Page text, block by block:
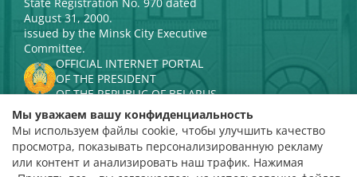
August 31, 2000.
issued by the Minsk City Executive
Committee.
OFFICIAL INTERNET PORTAL
OF THE PRESIDENT
OF THE REPUBLIC OF BELARUS
MINISTRY OF CULTURE OF THE
REPUBLIC OF BELARUS
PORTAL
RATING ASSESSMENT
Мы уважаем вашу конфиденциальность
Мы используем файлы cookie, чтобы улучшить качество
просмотра, показывать персонализированную рекламу
или контент и анализировать наш трафик. Нажимая